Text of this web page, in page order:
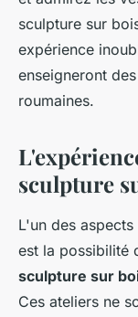
sculpture sur
expérience
enseigneront
roumaines.
sculpture
L'un des
est la possibilité
sculpture sur
Ces ateliers ne